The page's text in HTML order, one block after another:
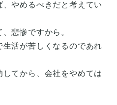
やめるべきだと考えてい
悲惨ですから。
活が苦しくなるのであれ
てから、会社をやめては